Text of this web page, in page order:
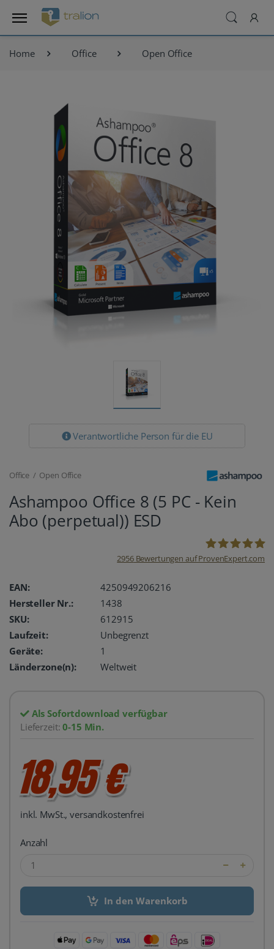
Home Office Open Office
Verantwortliche Person für die EU
Office / Open Office
Ashampoo Office 8 (5 PC - Kein
Abo (perpetual)) ESD
2956Bewertungen auf ProvenExpert.com
EAN:
4250949206216
Hersteller Nr.:
1438
SKU:
612915
Laufzeit:
Unbegrenzt
Geräte:
1
Länderzone(n):
Weltweit
Als Sofortdownload verfügbar
Lieferzeit:0-15 Min.
18,95 €
inkl. MwSt., versandkostenfrei
Anzahl
In den Warenkorb